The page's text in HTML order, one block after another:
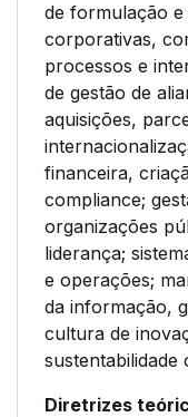
de formulação e
corporativas,
processos e
de gestão de
aquisições,
financeira,
compliance;
organizações
liderança;
e operações;
da informação,
cultura de
sustentabilidade
Diretrizes